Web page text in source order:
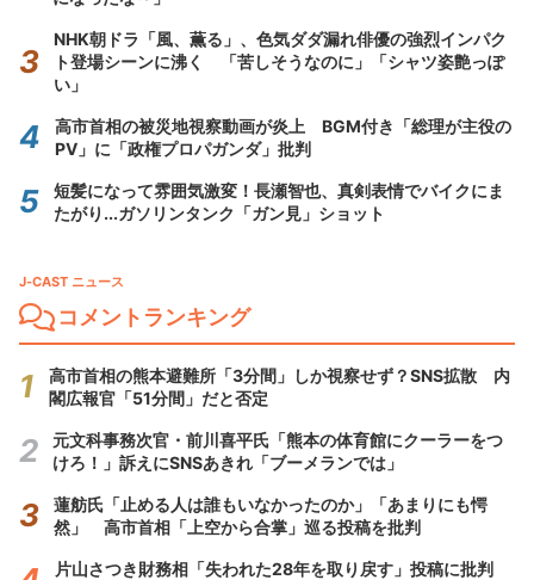
NHK朝ドラ「風、薫る」、色気ダダ漏れ俳優の強烈インパク
ト登場シーンに沸く 「苦しそうなのに」「シャツ姿艶っぽ
い」
高市首相の被災地視察動画が炎上 BGM付き「総理が主役の
PV」に「政権プロパガンダ」批判
短髪になって雰囲気激変！長瀬智也、真剣表情でバイクにま
たがり...ガソリンタンク「ガン見」ショット
J-CAST ニュース
コメントランキング
高市首相の熊本避難所「3分間」しか視察せず？SNS拡散 内
閣広報官「51分間」だと否定
元文科事務次官・前川喜平氏「熊本の体育館にクーラーをつ
けろ！」訴えにSNSあきれ「ブーメランでは」
蓮舫氏「止める人は誰もいなかったのか」「あまりにも愕
然」 高市首相「上空から合掌」巡る投稿を批判
片山さつき財務相「失われた28年を取り戻す」投稿に批判